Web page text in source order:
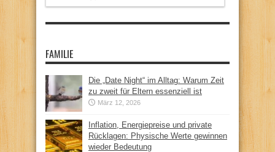
FAMILIE
Die „Date Night“ im Alltag: Warum Zeit
zu zweit für Eltern essenziell ist
März 12, 2026
Inflation, Energiepreise und private
Rücklagen: Physische Werte gewinnen
wieder Bedeutung